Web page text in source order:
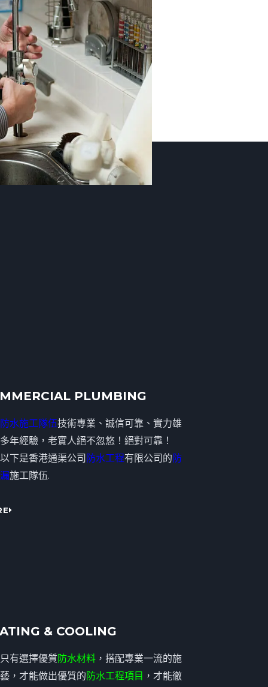
PLUMBING
防水施工隊伍技術專業、誠信可靠、實力雄
年經驗，老實人絕不忽悠！絕對可靠！
下是香港通渠公司 防水工程有限公司的防
施工隊伍.
& COOLING
有選擇優質防水材料，搭配專業一流的施
，才能做出優質的防水工程項目 ，才能徹